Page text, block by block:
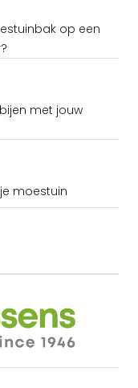
op een
met jouw
moestuin